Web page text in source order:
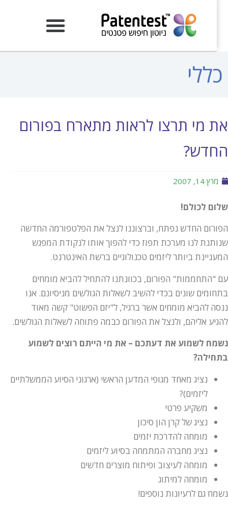
כללי
מי תרצו לראות מתארח בפורום
מרץ 14, 2007
לכולם!
החדש נפתח, וברצוננו לנצל את הפלטפורמה החדשה
לנו מערכת תפוז כדי להפוך אותו לנקודת המפגש
ביותר ליזמים טכנולוגיים ברשת האינטרנט.
"התחממות" הפורום, בכוונתנו להתחיל להביא מומחים
שונים בכדי להשיב לשאלות הגולשים מניסיונם. אנו
להביא מומחים אשר ברגיל, ל"יזם הפשוט" קשה מאוד
אליהם, ולנצל את הפורום כבמה פתוחה לשאלות הגולשים.
לשמוע את דעתכם – את מי הייתם רוצים לשמוע
נציג מאחד מגופי המדען הראשי (ארגוני הסיוע הממשלתיים
ליזמים)?
משקיע פרטי
נציג של קרן הון סיכון
מומחה להדרכת יזמים
נציג מחברה המתמחה בסיוע ליזמים
מומחה לעיצוב ופיתוח מוצרים חדשים
מומחה למיתוג
גם לרעיונות נוספים!